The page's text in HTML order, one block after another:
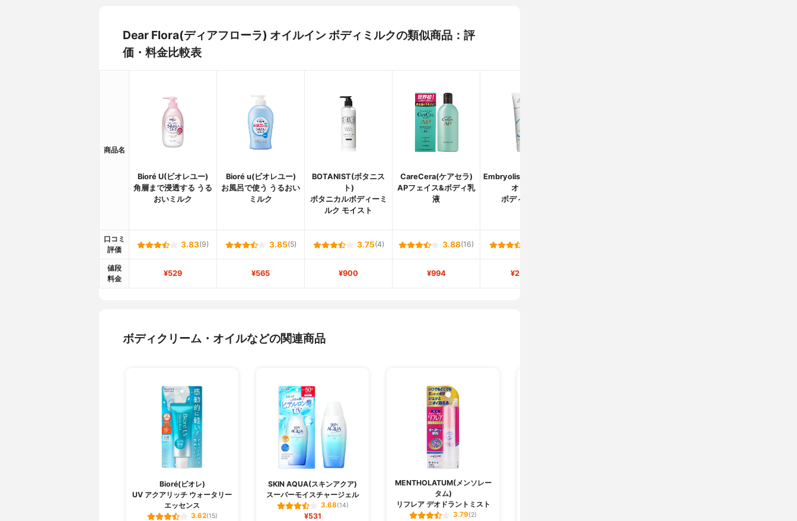
Dear Flora(ディアフローラ) オイルイン ボディミルクの類似商品：評
価・料金比較表
商品名
Bioré U(ビオレユー)
角層まで浸透する うる
おいミルク
Bioré u(ビオレユー)
お風呂で使う うるおい
ミルク
BOTANIST(ボタニス
ト)
ボタニカルボディーミ
ルク モイスト
CareCera(ケアセラ)
APフェイス&ボディ乳
液
Embryolisse.(アンブリ
オリス)
ボディミルク
口コミ
評価
3.83(9) 3.85(5) 3.75(4) 3.88(16)
値段
料金
¥529 ¥565 ¥900 ¥994 ¥2,470
ボディクリーム・オイルなどの関連商品
Bioré(ビオレ)
UV アクアリッチ ウォータリー
エッセンス
3.62(15)
SKIN AQUA(スキンアクア)
スーパーモイスチャージェル
3.68(14)
¥531
MENTHOLATUM(メンソレー
タム)
リフレア デオドラントミスト
3.79(2)